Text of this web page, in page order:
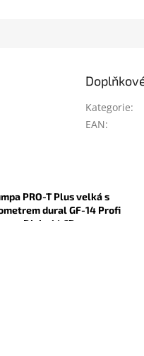
Kategorie:
EAN:
PRO-T Plus velká s
dural GF-14 Profi
Digital LCD